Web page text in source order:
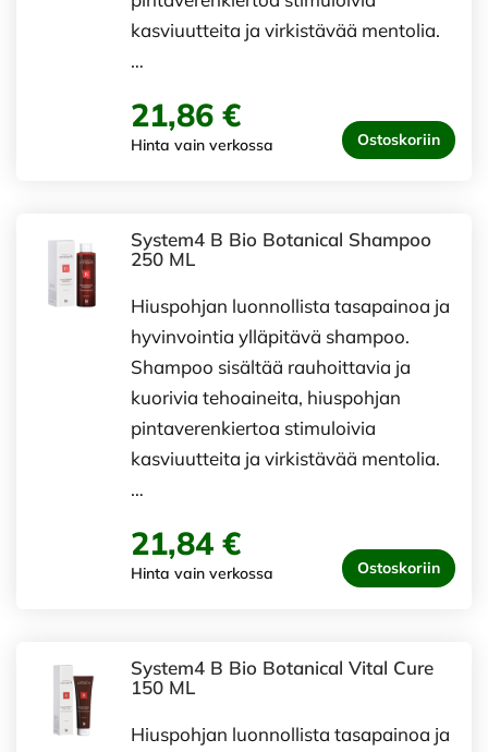
kasviuutteita ja virkistävää mentolia.
…
21,86 €
Hinta vain verkossa Ostoskoriin
System4 B Bio Botanical Shampoo
250 ML
Hiuspohjan luonnollista tasapainoa ja
hyvinvointia ylläpitävä shampoo.
Shampoo sisältää rauhoittavia ja
kuorivia tehoaineita, hiuspohjan
pintaverenkiertoa stimuloivia
kasviuutteita ja virkistävää mentolia.
…
21,84 €
Hinta vain verkossa Ostoskoriin
System4 B Bio Botanical Vital Cure
150 ML
Hiuspohjan luonnollista tasapainoa ja